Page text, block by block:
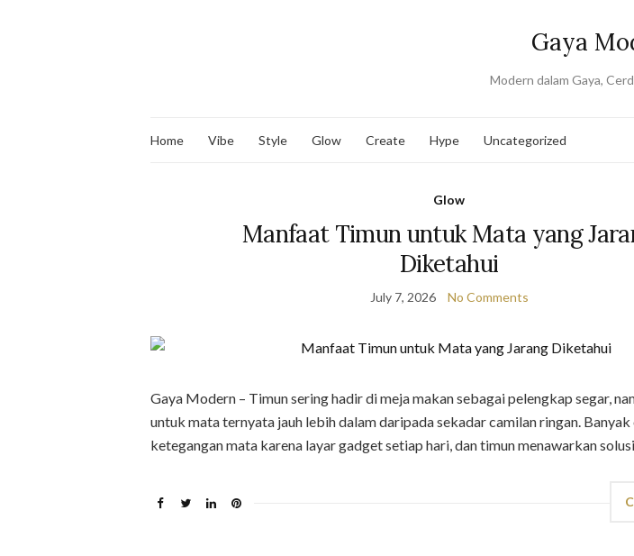
Gaya
Modern dalam Gaya,
Home Vibe Style Glow Create Hype Uncategorized
Glow
Manfaat Timun untuk Mata yang
Diketahui
July 7, 2026 No Comments
Gaya Modern – Timun sering hadir di meja makan sebagai pelengkap segar,
untuk mata ternyata jauh lebih dalam daripada sekadar camilan ringan.
ketegangan mata karena layar gadget setiap hari, dan timun menawarkan